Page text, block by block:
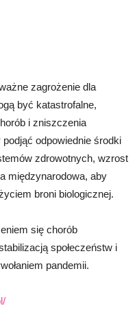
zagrożenie dla
być katastrofalne,
i zniszczenia
odpowiednie środki
zdrowotnych, wzrost
międzynarodowa, aby
broni biologicznej.
się chorób
społeczeństw i
pandemii.